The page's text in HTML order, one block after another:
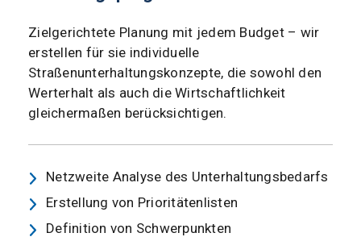
Zielgerichtete Planung mit jedem Budget – wir
erstellen für sie individuelle
Straßenunterhaltungskonzepte, die sowohl den
Werterhalt als auch die Wirtschaftlichkeit
gleichermaßen berücksichtigen.
Netzweite Analyse des Unterhaltungsbedarfs
Erstellung von Prioritätenlisten
Definition von Schwerpunkten